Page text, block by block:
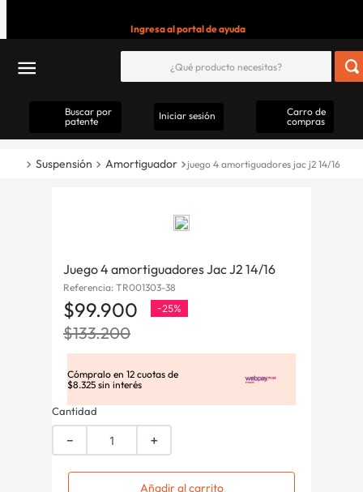
Ingresa al portal de ayuda
Buscar por
patente
Iniciar sesión
Carro de
compras
Suspensión Amortiguador juego 4 amortiguadores jac j2 14/16
Juego 4 amortiguadores Jac J2 14/16
Referencia: TR001303-38
$99.900 -25%
$133.200
Cómpralo en 12 cuotas de
$8.325 sin interés
Cantidad
＋
－
Añadir al carrito